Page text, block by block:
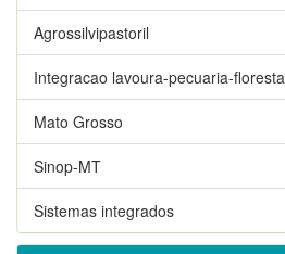
Agrossilvipastoril
Integracao lavoura-pecuaria-floresta
Mato Grosso
Sinop-MT
Sistemas integrados